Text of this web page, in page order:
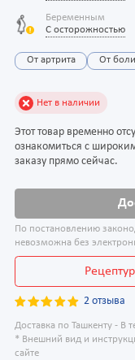
Беременным
С осторожностью
От артрита От боли
Нет в наличии
Этот товар временно
ознакомиться с
заказу прямо сейчас.
По постановлению
невозможна без
2 отзыва
Доставка по Ташкенту - В
* Внешний вид и
сайте